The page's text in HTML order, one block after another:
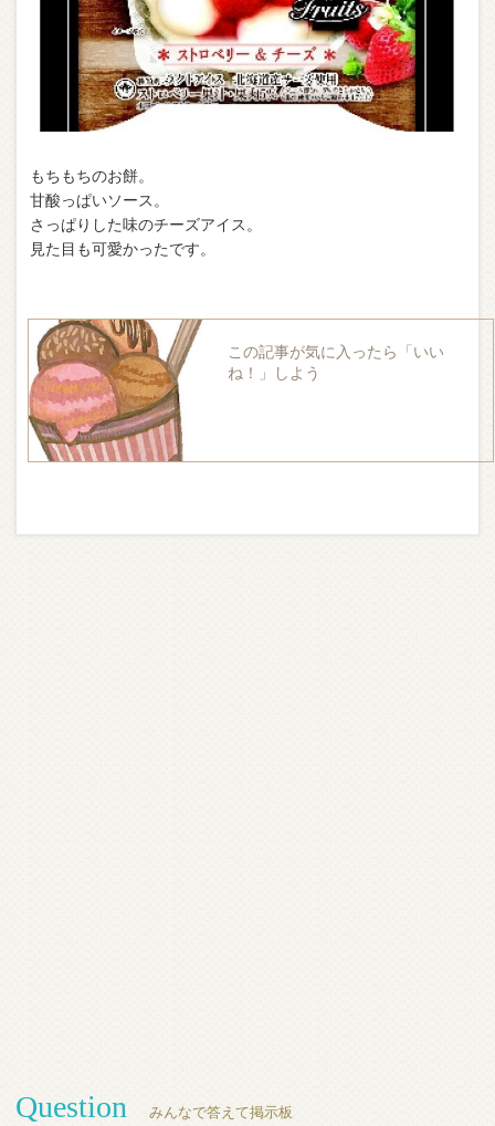
もちもちのお餅。
甘酸っぱいソース。
さっぱりした味のチーズアイス。
見た目も可愛かったです。
この記事が気に入ったら「いい
ね！」しよう
Question みんなで答えて掲示板